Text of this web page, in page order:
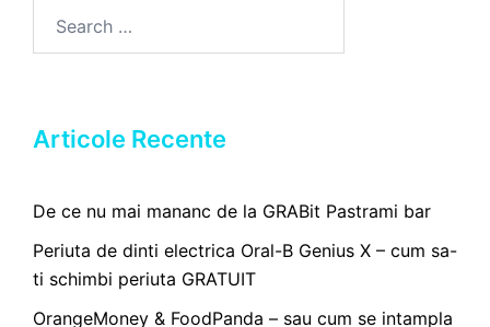
for:
Articole Recente
De ce nu mai mananc de la GRABit Pastrami bar
Periuta de dinti electrica Oral-B Genius X – cum sa-
ti schimbi periuta GRATUIT
OrangeMoney & FoodPanda – sau cum se intampla